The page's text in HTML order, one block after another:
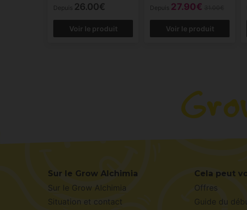
Depuis 26.00€
Voir le produit
Depuis 27.90€
Voir le produit
Sur le Grow Alchimia
Sur le Grow Alchimia
Situation et contact
Cela peut
Offres
Guide du